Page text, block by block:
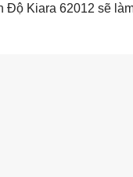
Độ Kiara 62012 sẽ